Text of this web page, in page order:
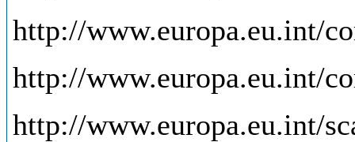
http://www.europa.eu.int/
http://www.europa.eu.int/
http://www.europa.eu.int/